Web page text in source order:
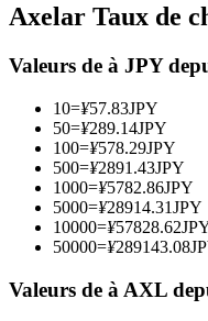
Futures utilisant
Copie de Trading
Rejoignez les
Axelar Taux de
Valeurs de à JPY
10=¥57.83JPY
50=¥289.14JPY
100=¥578.29JPY
500=¥2891.43JPY
1000=¥5782.86JPY
5000=¥28914.31JPY
10000=¥57828.62
50000=¥289143.08
Valeurs de à AXL